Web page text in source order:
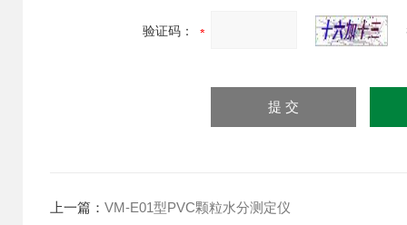
验证码：
上一篇： VM-E01型PVC颗粒水分测定仪